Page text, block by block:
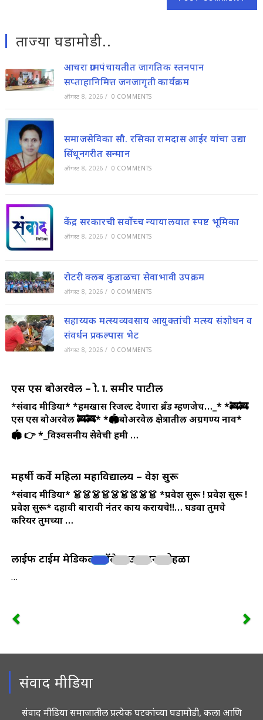
ताज्या घडामोडी..
आचरा ग्रामपंचायतीत जागतिक स्तनपान
सप्ताहानिमित्त जनजागृती कार्यक्रम
ऑगस्ट 8, 2026 / 0 COMMENTS
समाजसेविका सौ. रसिका रामदास आईर यांचा उद्या
सिंधूनगरीत सन्मान
ऑगस्ट 8, 2026 / 0 COMMENTS
केंद्र सरकारची सर्वोच्च न्यायालयात स्पष्ट भूमिका
ऑगस्ट 8, 2026 / 0 COMMENTS
रोटरी क्लब कुडाळचा सेवाभावी उपक्रम
ऑगस्ट 8, 2026 / 0 COMMENTS
सहाय्यक मत्स्यव्यवसाय आयुक्तांची मत्स्य संशोधन व
संवर्धन प्रकल्पास भेट
ऑगस्ट 8, 2026 / 0 COMMENTS
एस एस बोअरवेल – प्रो. प्रा. समीर पाटील
*संवाद मीडिया**हमखास रिजल्ट देणारा ब्रँड म्हणजेच…_**🚒🚒
एस एस बोअरवेल 🚒🚒**🏟️बोअरवेल क्षेत्रातील अग्रगण्य नाव*
🏟️👉 *_विश्वसनीय सेवेची हमी …
महर्षी कर्वे महिला महाविद्यालय – प्रवेश सुरू
*संवाद मीडिया* 👗👗👗👗👗👗👗👗👗 *प्रवेश सुरू ! प्रवेश सुरू !
प्रवेश सुरू*दहावी बारावी नंतर काय करायचे!!… घडवा तुमचे
करियर तुमच्या …
लाईफ टाईम मेडिकल कॉलेज उद्घाटन सोहळा
…
संवाद मीडिया
संवाद मीडिया समाजातील प्रत्येक घटकांच्या घडामोडी, कला आणि